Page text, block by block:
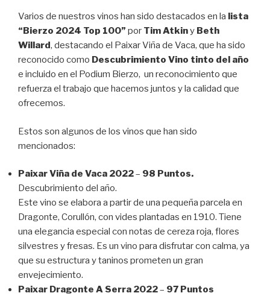
Varios de nuestros vinos han sido destacados en la lista
“Bierzo 2024 Top 100” por Tim Atkiny Beth
Willard, destacando el Paixar Viña de Vaca, que ha sido
reconocido como Descubrimiento Vino tinto del año
e incluido en el Podium Bierzo, un reconocimiento que
refuerza el trabajo que hacemos juntos y la calidad que
ofrecemos.
Estos son algunos de los vinos que han sido
mencionados:
Paixar Viña de Vaca 2022– 98 Puntos.
Descubrimiento del año.
Este vino se elabora a partir de una pequeña parcela en
Dragonte, Corullón, con vides plantadas en 1910. Tiene
una elegancia especial con notas de cereza roja, flores
silvestres y fresas. Es un vino para disfrutar con calma, ya
que su estructura y taninos prometen un gran
envejecimiento.
Paixar Dragonte A Serra 2022– 97 Puntos